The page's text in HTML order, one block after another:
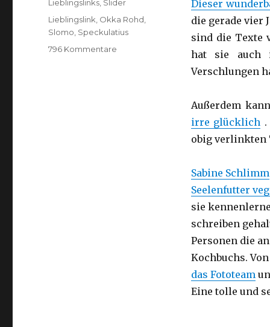
Dieser
die gerade vier
sind die Texte
hat sie auch
Verschlungen
Außerdem
irre glücklich
obig verlinkten
Sabine Schlimm
Seelenfutter
sie
schreiben
Personen die
Kochbuchs.
das Fototeam
Eine tolle und
Lieblingslinks Slider
Schlagwörter
Lieblingslink Okka Rohd
Slomo Speckulatius
796 Kommentare